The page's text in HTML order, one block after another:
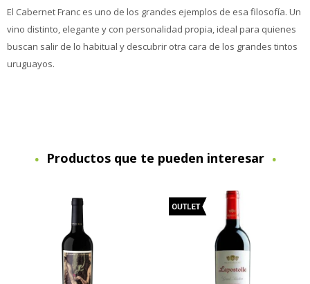
El Cabernet Franc es uno de los grandes ejemplos de esa filosofía. Un
vino distinto, elegante y con personalidad propia, ideal para quienes
buscan salir de lo habitual y descubrir otra cara de los grandes tintos
uruguayos.
Productos que te pueden interesar